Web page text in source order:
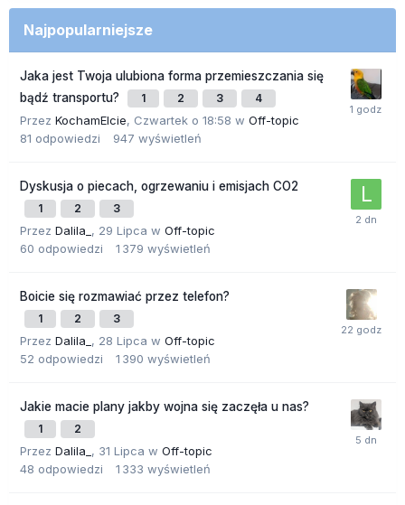
Najpopularniejsze
Jaka jest Twoja ulubiona forma przemieszczania się
bądź transportu?
1 2 3 4
Przez KochamElcie, Czwartek o 18:58 w Off-topic
81 odpowiedzi 947 wyświetleń
Dyskusja o piecach, ogrzewaniu i emisjach CO2
1 2 3
Przez Dalila_ , 29 Lipca w Off-topic
60 odpowiedzi 1 379 wyświetleń
Boicie się rozmawiać przez telefon?
1 2 3
Przez Dalila_ , 28 Lipca w Off-topic
52 odpowiedzi 1 390 wyświetleń
Jakie macie plany jakby wojna się zaczęła u nas?
1 2
Przez Dalila_ , 31 Lipca w Off-topic
48 odpowiedzi 1 333 wyświetleń